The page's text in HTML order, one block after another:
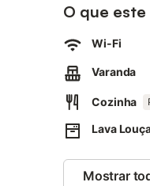
A propriedade
utilizar!
O
É permitido um
O ar
O que
Wi-Fi
Varanda
Cozinha
Lava
Mostrar